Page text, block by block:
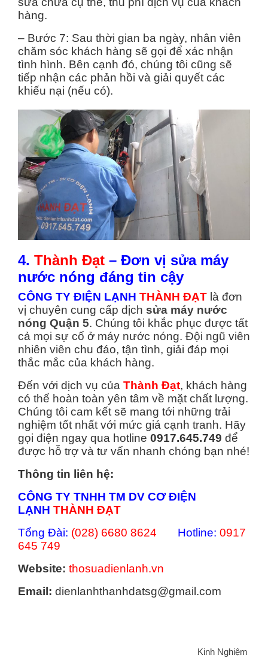
hàng.
– Bước 7: Sau thời gian ba ngày, nhân viên
chăm sóc khách hàng sẽ gọi để xác nhận
tình hình. Bên cạnh đó, chúng tôi cũng sẽ
tiếp nhận các phản hồi và giải quyết các
khiếu nại (nếu có).
4. Thành Đạt – Đơn vị sửa máy
nước nóng đáng tin cậy
CÔNG TY ĐIỆN LẠNH THÀNH ĐẠT là đơn
vị chuyên cung cấp dịch sửa máy nước
nóng Quận 5. Chúng tôi khắc phục được tất
cả mọi sự cố ở máy nước nóng. Đội ngũ viên
nhiên viên chu đáo, tận tình, giải đáp mọi
thắc mắc của khách hàng.
Đến với dịch vụ của Thành Đạt, khách hàng
có thể hoàn toàn yên tâm về mặt chất lượng.
Chúng tôi cam kết sẽ mang tới những trải
nghiệm tốt nhất với mức giá cạnh tranh. Hãy
gọi điện ngay qua hotline 0917.645.749 để
được hỗ trợ và tư vấn nhanh chóng bạn nhé!
Thông tin liên hệ:
CÔNG TY TNHH TM DV CƠ ĐIỆN
LẠNH THÀNH ĐẠT
Tổng Đài: (028) 6680 8624 Hotline: 0917
645 749
Website: thosuadienlanh.vn
Email: dienlanhthanhdatsg@gmail.com
Kinh Nghiệm